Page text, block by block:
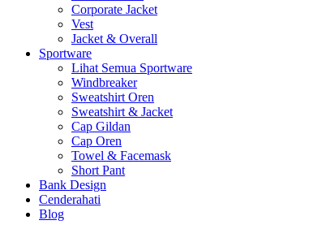
Corporate Jacket
Vest
Jacket & Overall
Sportware
Lihat Semua Sportware
Windbreaker
Sweatshirt Oren
Sweatshirt & Jacket
Cap Gildan
Cap Oren
Towel & Facemask
Short Pant
Bank Design
Cenderahati
Blog